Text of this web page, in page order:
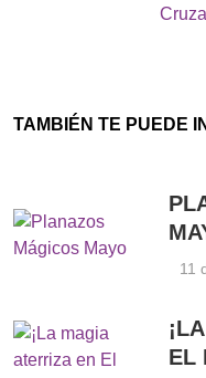
TAMBIÉN TE PUEDE
11
EL